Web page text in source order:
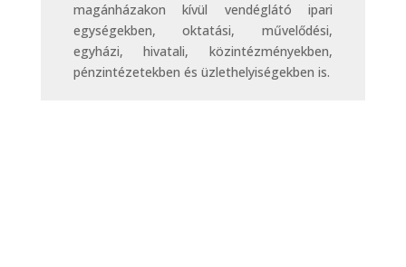
magánházakon kívül vendéglátó ipari
egységekben, oktatási, művelődési,
egyházi, hivatali, közintézményekben,
pénzintézetekben és üzlethelyiségekben is.